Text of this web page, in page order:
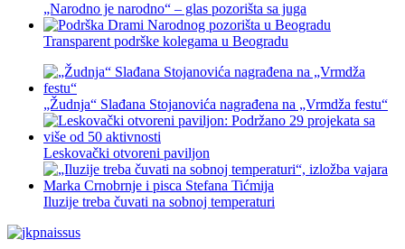
„Narodno je narodno“ – glas pozorišta sa juga
Transparent podrške kolegama u Beogradu
„Žudnja“ Slađana Stojanovića nagrađena na „Vrmdža festu“
Leskovački otvoreni paviljon
Iluzije treba čuvati na sobnoj temperaturi